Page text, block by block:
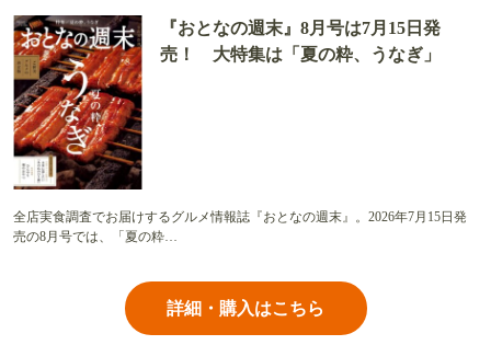
『おとなの週末』8月号は7月15日発
売！ 大特集は「夏の粋、うなぎ」
全店実食調査でお届けするグルメ情報誌『おとなの週末』。2026年7月15日発
売の8月号では、「夏の粋…
詳細・購入はこちら